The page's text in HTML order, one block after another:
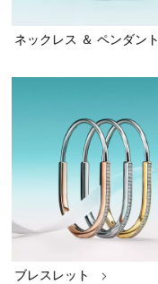
ネックレス ＆ ペンダント
ブレスレット